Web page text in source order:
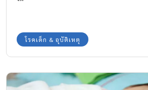
โรคเด็ก & อุบัติเหตุ